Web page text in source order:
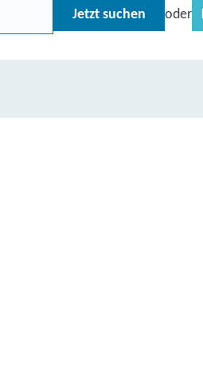
Jetzt suchen oder